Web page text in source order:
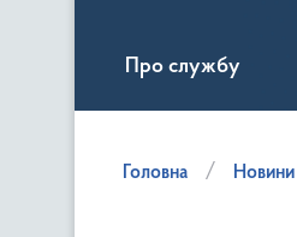
Про службу
Головна Новини